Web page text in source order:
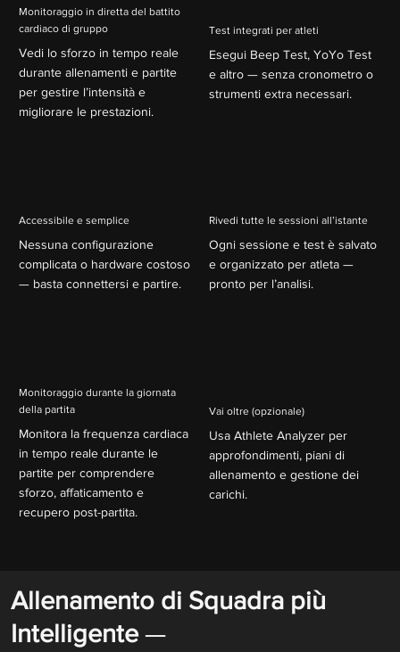
Monitoraggio in diretta del battito
cardiaco di gruppo
Vedi lo sforzo in tempo reale
durante allenamenti e partite
per gestire l’intensità e
migliorare le prestazioni.
Test integrati per atleti
Esegui Beep Test, YoYo Test
e altro — senza cronometro o
strumenti extra necessari.
Accessibile e semplice
Nessuna configurazione
complicata o hardware costoso
— basta connettersi e partire.
Rivedi tutte le sessioni all’istante
Ogni sessione e test è salvato
e organizzato per atleta —
pronto per l’analisi.
Monitoraggio durante la giornata
della partita
Monitora la frequenza cardiaca
in tempo reale durante le
partite per comprendere
sforzo, affaticamento e
recupero post-partita.​
Vai oltre (opzionale)
Usa Athlete Analyzer per
approfondimenti, piani di
allenamento e gestione dei
carichi.
Allenamento di Squadra più
Intelligente—